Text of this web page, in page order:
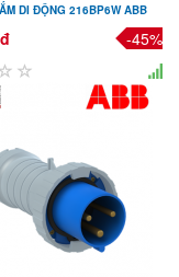
DI ĐỘNG 216BP6W ABB
-45%